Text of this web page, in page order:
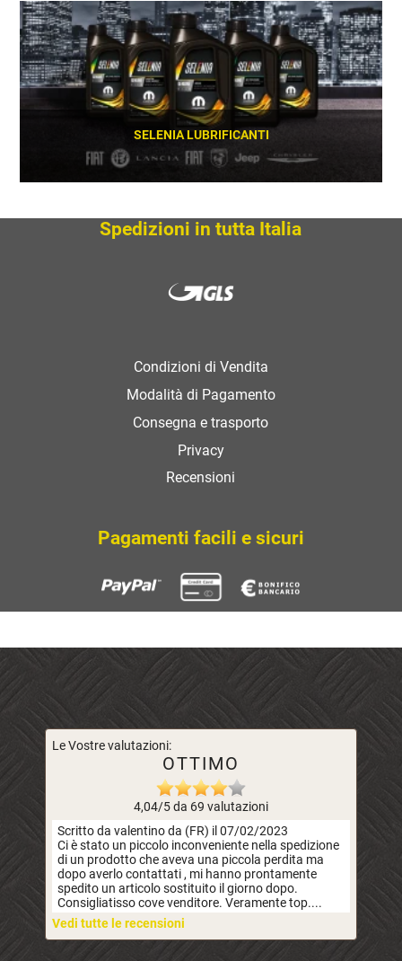
SCOPRI
SELENIA LUBRIFICANTI
Spedizioni in tutta Italia
Condizioni di Vendita
Modalità di Pagamento
Consegna e trasporto
Privacy
Recensioni
Pagamenti facili e sicuri
Le Vostre valutazioni:
OTTIMO
4,04/5 da 69 valutazioni
Scritto da valentino da (FR) il 07/02/2023
Ci è stato un piccolo inconveniente nella spedizione
di un prodotto che aveva una piccola perdita ma
dopo averlo contattati , mi hanno prontamente
spedito un articolo sostituito il giorno dopo.
Consigliatisso cove venditore. Veramente top....
Vedi tutte le recensioni